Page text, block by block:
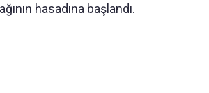
hasadına başlandı.